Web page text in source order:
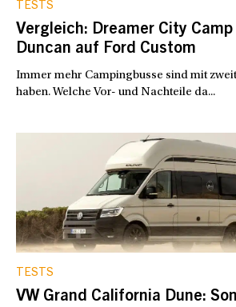
TESTS
VW Grand California Dune:
TESTS
Vergleich: Dreamer City Camp
Duncan auf Ford Custom
Immer mehr Campingbusse sind mit
haben. Welche Vor- und Nachteile da...